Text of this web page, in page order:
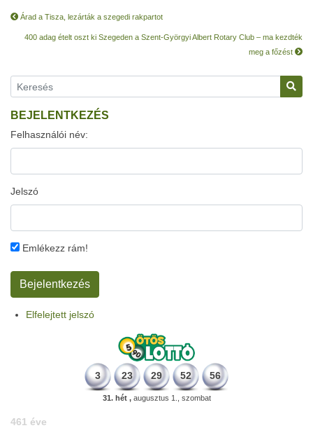
Árad a Tisza, lezárták a szegedi rakpartot
400 adag ételt oszt ki Szegeden a Szent-Györgyi Albert Rotary Club – ma kezdték
meg a főzést
BEJELENTKEZÉS
Felhasználói név:
Jelszó
Emlékezz rám!
Elfelejtett jelszó
3 23 29 52 56
31. hét ,augusztus 1., szombat
196 éve